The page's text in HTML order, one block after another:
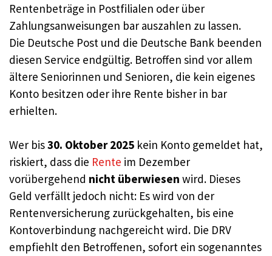
Rentenbeträge in Postfilialen oder über
Zahlungsanweisungen bar auszahlen zu lassen.
Die Deutsche Post und die Deutsche Bank beenden
diesen Service endgültig. Betroffen sind vor allem
ältere Seniorinnen und Senioren, die kein eigenes
Konto besitzen oder ihre Rente bisher in bar
erhielten.
Wer bis30. Oktober 2025 kein Konto gemeldet hat,
riskiert, dass die Rente im Dezember
vorübergehend nicht überwiesen wird. Dieses
Geld verfällt jedoch nicht: Es wird von der
Rentenversicherung zurückgehalten, bis eine
Kontoverbindung nachgereicht wird. Die DRV
empfiehlt den Betroffenen, sofort ein sogenanntes